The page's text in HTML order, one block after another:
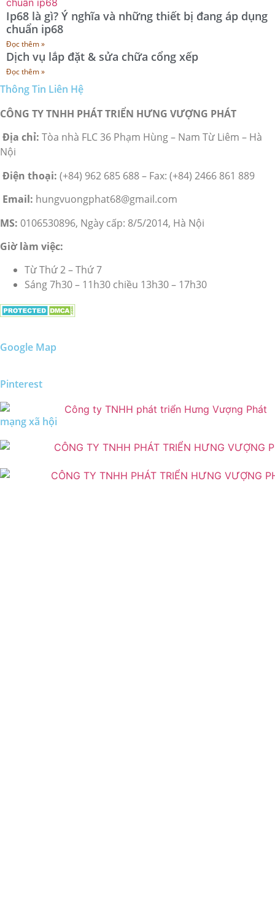
Ip68 là gì? Ý nghĩa và những thiết bị đang áp dụng
chuẩn ip68
Đọc thêm »
Dịch vụ lắp đặt & sửa chữa cổng xếp
Đọc thêm »
Thông Tin Liên Hệ
CÔNG TY TNHH PHÁT TRIỂN HƯNG VƯỢNG PHÁT
Địa chỉ: Tòa nhà FLC 36 Phạm Hùng – Nam Từ Liêm – Hà
Nội
Điện thoại: (+84) 962 685 688 – Fax: (+84) 2466 861 889
Email: hungvuongphat68@gmail.com
MS: 0106530896, Ngày cấp: 8/5/2014, Hà Nội
Giờ làm việc:
Từ Thứ 2 – Thứ 7
Sáng 7h30 – 11h30 chiều 13h30 – 17h30
Google Map
Pinterest
mạng xã hội